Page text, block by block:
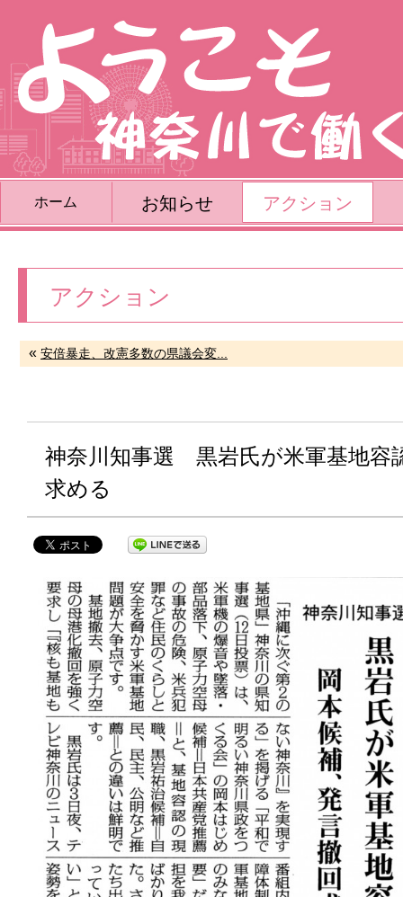
ホーム お知らせ アクション
アクション
« 安倍暴走、改憲多数の県議会変...
神奈川知事選 黒岩氏が米軍基地容
求める